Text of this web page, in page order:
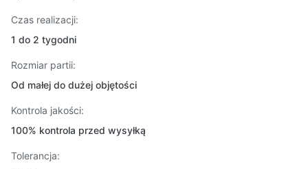
Czas realizacji:
1 do 2 tygodni
Rozmiar partii:
Od małej do dużej objętości
Kontrola jakości:
100% kontrola przed wysyłką
Tolerancja: